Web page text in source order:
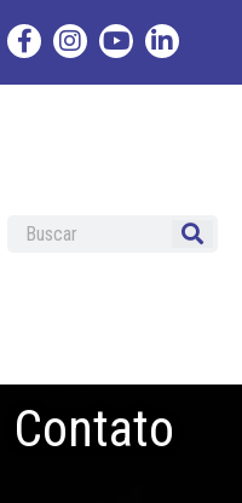
Contato